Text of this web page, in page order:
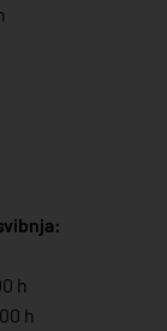
h
h